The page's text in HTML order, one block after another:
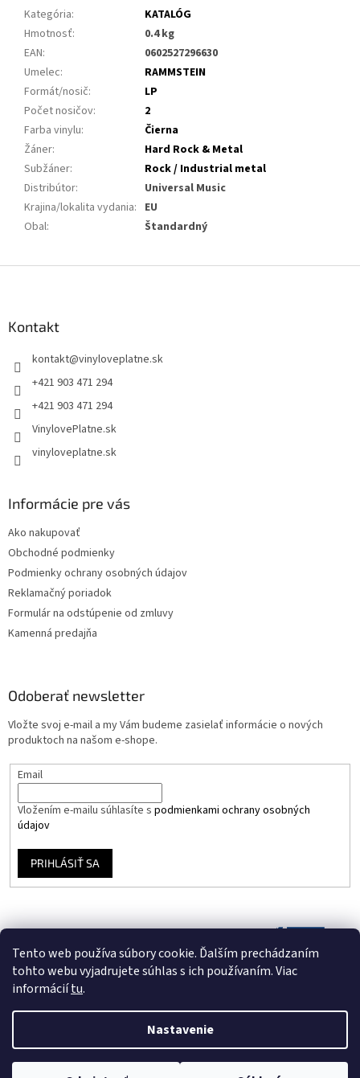
Tento web používa súbory cookie. Ďalším prechádzaním
tohto webu vyjadrujete súhlas s ich používaním. Viac
informáciítu.
Nastavenie
Kategória:
KATALÓG
Hmotnosť:
0.4 kg
EAN:
0602527296630
Umelec:
RAMMSTEIN
Formát/nosič:
LP
Počet nosičov:
2
Farba vinylu:
Čierna
Žáner:
Hard Rock & Metal
Subžáner:
Rock / Industrial metal
Distribútor:
Universal Music
Krajina/lokalita vydania: EU
Obal: Štandardný
Kontakt
kontakt@vinyloveplatne.sk
+421 903 471 294
+421 903 471 294
VinylovePlatne.sk
vinyloveplatne.sk
Informácie pre vás
Ako nakupovať
Obchodné podmienky
Podmienky ochrany osobných údajov
Reklamačný poriadok
Formulár na odstúpenie od zmluvy
Kamenná predajňa
Odoberať newsletter
Vložte svoj e-mail a my Vám budeme zasielať informácie o nových
produktoch na našom e-shope.
Email
Vložením e-mailu súhlasíte s podmienkami ochrany osobných
údajov
PRIHLÁSIŤ SA
Vytvoril Shoptet